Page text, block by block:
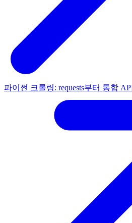
파이썬 크롤링: requests부터 통합